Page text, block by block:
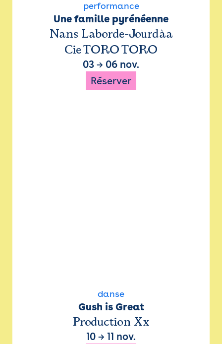
performance
Une famille pyrénéenne
Nans Laborde-Jourdàa
Cie TORO TORO
03 → 06 nov.
Réserver
danse
Gush is Great
Production Xx
10 → 11 nov.